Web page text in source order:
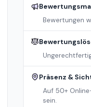
Bewertungen
Präsenz &
Auf 50+
sein.